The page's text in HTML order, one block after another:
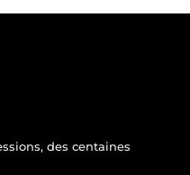
des centaines